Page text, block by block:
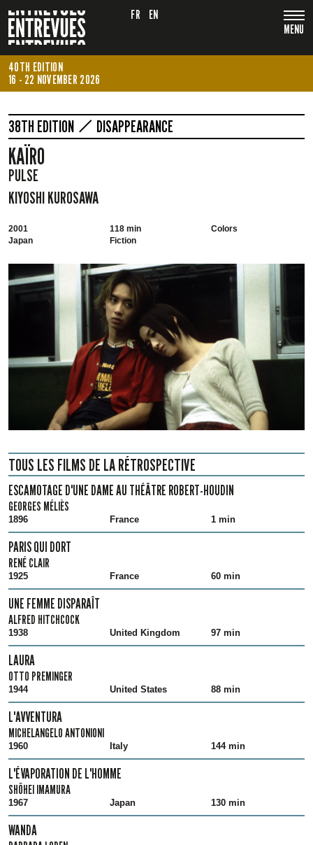
MENU
FR EN
40TH EDITION
16 - 22 NOVEMBER 2026
38TH EDITION DISAPPEARANCE
KAÏRO
PULSE
KIYOSHI KUROSAWA
2001
Japan
118 min
Fiction
Colors
TOUS LES FILMS DE LA RÉTROSPECTIVE
ESCAMOTAGE D'UNE DAME AU THÉÂTRE ROBERT-HOUDIN
GEORGES MÉLIÈS
1896 France 1 min
PARIS QUI DORT
RENÉ CLAIR
1925 France 60 min
UNE FEMME DISPARAÎT
ALFRED HITCHCOCK
1938 United Kingdom 97 min
LAURA
OTTO PREMINGER
1944 United States 88 min
L'AVVENTURA
MICHELANGELO ANTONIONI
1960 Italy 144 min
L'ÉVAPORATION DE L'HOMME
SHÔHEI IMAMURA
1967 Japan 130 min
WANDA